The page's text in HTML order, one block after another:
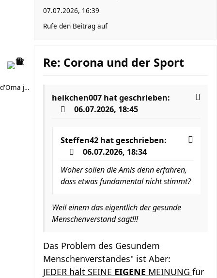
07.07.2026, 16:39
Rufe den Beitrag auf
d'Oma joggt
Re: Corona und der Sport
heikchen007 hat geschrieben:
06.07.2026, 18:45
Steffen42 hat geschrieben:
06.07.2026, 18:34
Woher sollen die Amis denn erfahren,
dass etwas fundamental nicht stimmt?
Weil einem das eigentlich der gesunde
Menschenverstand sagt!!!
Das Problem des Gesundem
Menschenverstandes" ist Aber:
JEDER hält SEINE EIGENE MEINUNG für